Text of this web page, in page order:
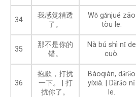
34
我感觉糟透
了。
Wǒ gǎnjué zāo
tòu le.
35
那不是你的
错。
Nà bú shì nǐ de
cuò.
36
抱歉，打扰
一下。 | 打
扰你了。
Bàoqiàn, dǎrǎo
yíxià. | Dǎrǎo nǐ
le.